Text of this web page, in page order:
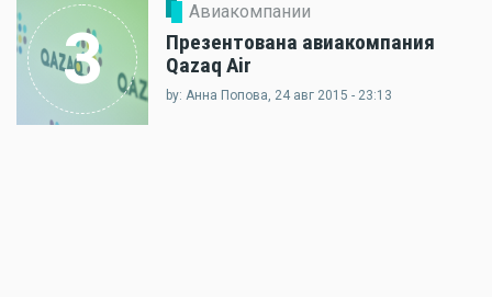
3
Авиакомпании
Презентована авиакомпания
Qazaq Air
by: Анна Попова, 24 авг 2015 - 23:13